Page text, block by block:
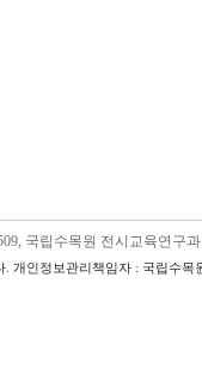
국립수목원 전시교육연구
개인정보관리책임자 : 국립수목